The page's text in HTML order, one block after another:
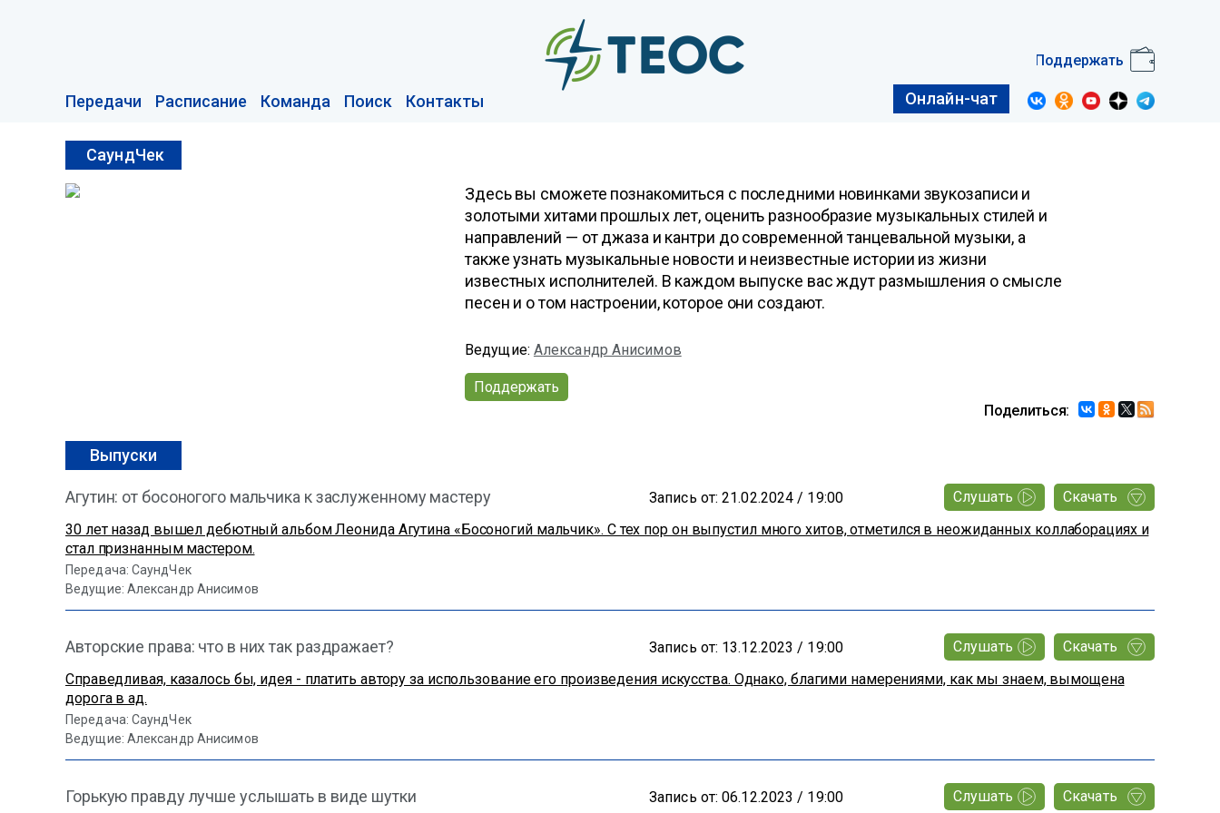
Передачи Расписание Команда Поиск Контакты
Поддержать
Онлайн-чат
СаундЧек
Здесь вы сможете познакомиться с последними новинками звукозаписи и
золотыми хитами прошлых лет, оценить разнообразие музыкальных стилей и
направлений — от джаза и кантри до современной танцевальной музыки, а
также узнать музыкальные новости и неизвестные истории из жизни
известных исполнителей. В каждом выпуске вас ждут размышления о смысле
песен и о том настроении, которое они создают.
Ведущие: Александр Анисимов
Поддержать
Поделиться:
Выпуски
Агутин: от босоногого мальчика к заслуженному мастеру Запись от: 21.02.2024 / 19:00 Слушать
Скачать
30 лет назад вышел дебютный альбом Леонида Агутина «Босоногий мальчик». С тех пор он выпустил много хитов, отметился в неожиданных коллаборациях и
стал признанным мастером.
Передача: СаундЧек
Ведущие: Александр Анисимов
Авторские права: что в них так раздражает? Запись от: 13.12.2023 / 19:00 Слушать
Скачать
Справедливая, казалось бы, идея - платить автору за использование его произведения искусства. Однако, благими намерениями, как мы знаем, вымощена
дорога в ад.
Передача: СаундЧек
Ведущие: Александр Анисимов
Горькую правду лучше услышать в виде шутки Запись от: 06.12.2023 / 19:00 Слушать Скачать